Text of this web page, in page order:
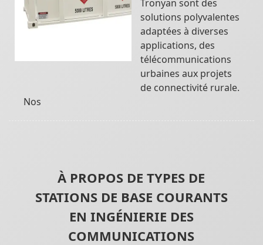
Tronyan sont des
solutions polyvalentes
adaptées à diverses
applications, des
télécommunications
urbaines aux projets
de connectivité rurale.
Nos
À PROPOS DE TYPES DE
STATIONS DE BASE COURANTS
EN INGÉNIERIE DES
COMMUNICATIONS